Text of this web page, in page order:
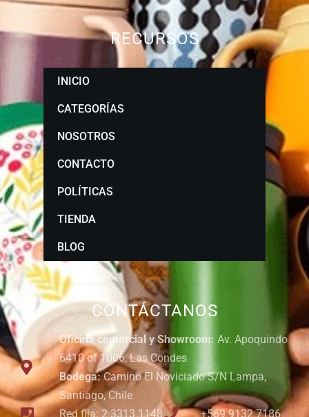
CONTÁCTANOS
Oficina comercial y Showroom: Av. Apoquindo
6410 of 1006, Las Condes
Bodega:Camino El Noviciado S/N Lampa,
Santiago, Chile
Red fija: 2 3313 1148
+569 9132 7186
RECURSOS
INICIO
CATEGORÍAS
NOSOTROS
CONTACTO
POLÍTICAS
TIENDA
BLOG